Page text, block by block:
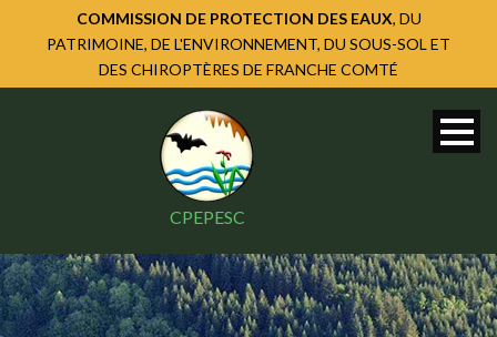
COMMISSION DE PROTECTION DES EAUX, DU
PATRIMOINE, DE L'ENVIRONNEMENT, DU SOUS-SOL ET
DES CHIROPTÈRES DE FRANCHE COMTÉ
CPEPESC